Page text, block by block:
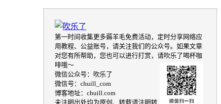
第一时间收集更多薅羊毛免费活动，定时分享网络应
用教程、公益账号，请关注我们的公众号。如果文章
对您有所帮助，您也可以进行打赏，请吹乐了喝杯咖
啡哦～
微信公众号：吹乐了
微信号：chuill_com
博客地址：chuill.com
未注明出处均为原创、转载请注明转